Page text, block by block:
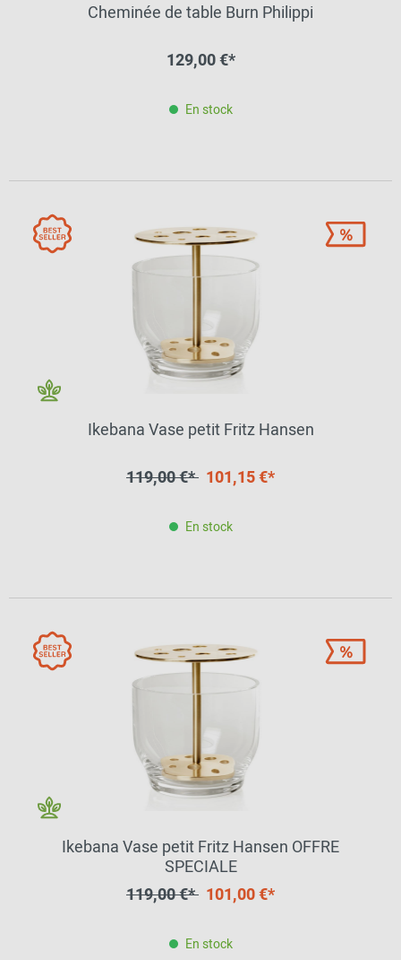
Cheminée de table Burn Philippi
129,00 €*
En stock
Ikebana Vase petit Fritz Hansen
119,00 €* 101,15 €*
En stock
Ikebana Vase petit Fritz Hansen OFFRE
SPECIALE
119,00 €* 101,00 €*
En stock